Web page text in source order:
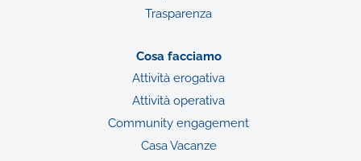
Trasparenza
Cosa facciamo
Attività erogativa
Attività operativa
Community engagement
Casa Vacanze